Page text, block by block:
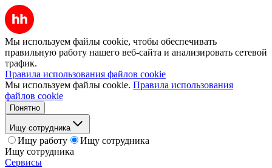
Мы используем файлы cookie, чтобы обеспечивать
правильную работу нашего веб-сайта и анализировать сетевой
трафик.
Правила использования файлов cookie
Мы используем файлы cookie. Правила использования
файлов cookie
Понятно
Ищу сотрудника
Ищу работу
Ищу сотрудника
Ищу сотрудника
Сервисы